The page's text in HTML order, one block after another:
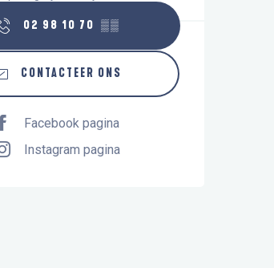
02 98 10 70 ▒▒
CONTACTEER ONS
Facebook pagina
Instagram pagina